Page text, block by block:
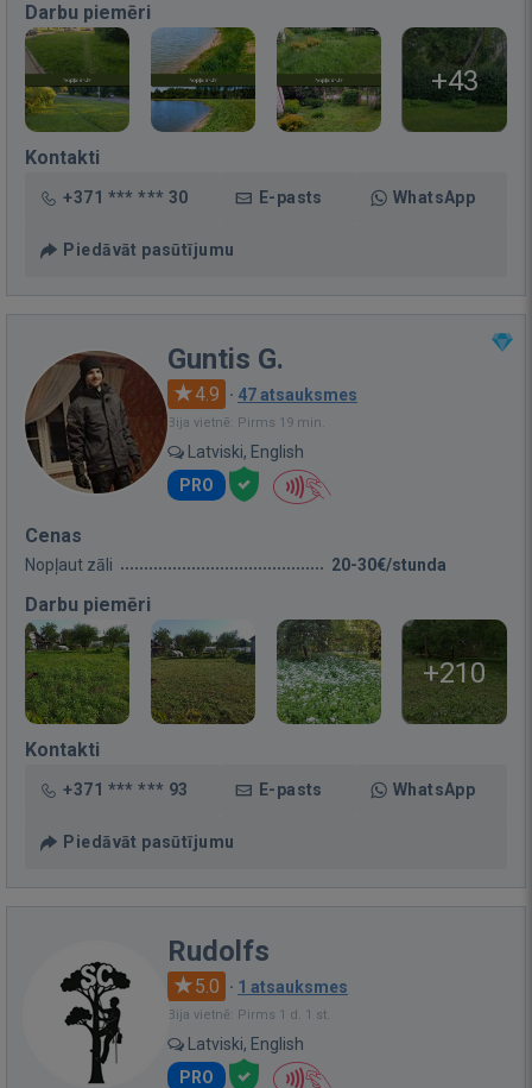
Darbu piemēri
+43
Kontakti
+371 *** *** 30 E-pasts WhatsApp
Piedāvāt pasūtījumu
Guntis G.
4.9 · 47 atsauksmes
Bija vietnē: Pirms 19 min.
Latviski, English
PRO
Cenas
Nopļaut zāli 20-30€/stunda
Darbu piemēri
+210
Kontakti
+371 *** *** 93 E-pasts WhatsApp
Piedāvāt pasūtījumu
Rudolfs
5.0 · 1 atsauksmes
Bija vietnē: Pirms 1 d. 1 st.
Latviski, English
PRO